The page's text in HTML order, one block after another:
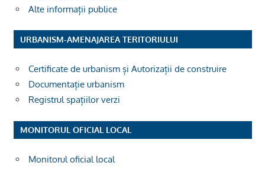
Alte informații publice
URBANISM-AMENAJAREA TERITORIULUI
Certificate de urbanism și Autorizații de construire
Documentație urbanism
Registrul spațiilor verzi
MONITORUL OFICIAL LOCAL
Monitorul oficial local